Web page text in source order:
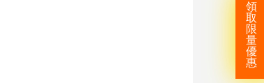
領
取
限
量
優
惠